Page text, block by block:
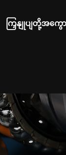
ကြှနျုပျတို့အကွော